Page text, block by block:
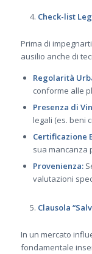
Check-list
Prima di
ausilio anche di
Regolarità
conforme alle
Presenza di
legali (es. beni
Certificazione
sua mancanza
Provenienza:
valutazioni
Clausola
In un mercato
fondamentale